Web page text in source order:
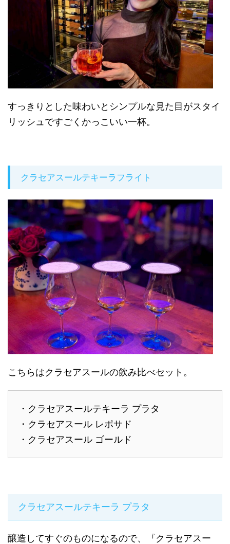
すっきりとした味わいとシンプルな見た目がスタイ
リッシュですごくかっこいい一杯。
クラセアスールテキーラフライト
こちらはクラセアスールの飲み比べセット。
・クラセアスールテキーラ プラタ
・クラセアスール レポサド
・クラセアスール ゴールド
クラセアスールテキーラ プラタ
醸造してすぐのものになるので、『クラセアスー